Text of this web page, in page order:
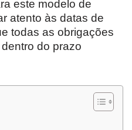
este modelo de
atento às datas de
todas as obrigações
do prazo